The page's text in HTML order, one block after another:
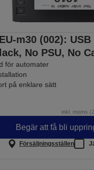
m30 (002):
No PSU, No
för automater
på enklare sätt
inkl. moms
Begär att få bli
Försäljningsställen